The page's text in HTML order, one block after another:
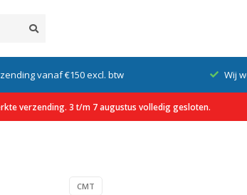
vanaf €150 excl. btw Wij
verzending. 3 t/m 7 augustus volledig gesloten.
CMT